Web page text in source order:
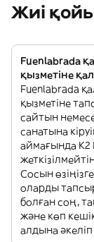
Жиі
Fuenlabrada
қызметіне
Fuenlabrada
қызметіне
сайтын
санатына
аймағында K2
Сосын
оларды
болған соң,
және көп
алдына әкеліп